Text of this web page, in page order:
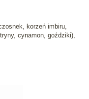
korzeń imbiru,
cynamon, goździki),